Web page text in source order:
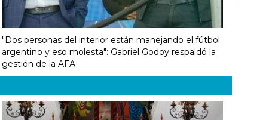
"Dos personas del interior están manejando el fútbol
argentino y eso molesta": Gabriel Godoy respaldó la
gestión de la AFA